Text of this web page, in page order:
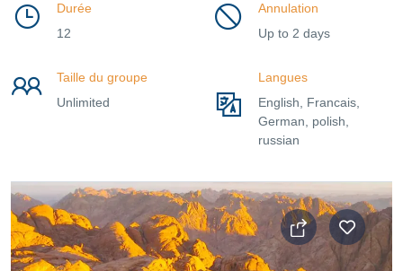
Durée
12
Annulation
Up to 2 days
Taille du groupe
Unlimited
Langues
English, Francais,
German, polish,
russian